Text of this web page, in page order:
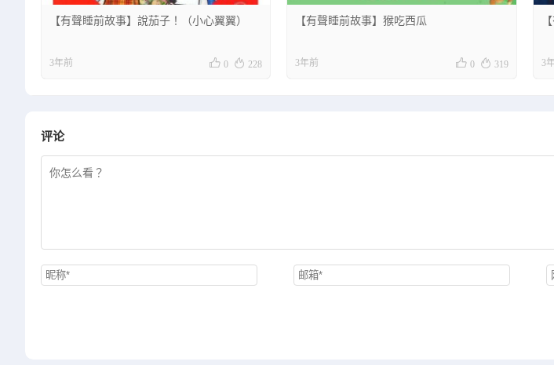
【有聲睡前故事】說茄子！（小心翼翼）
3年前  0  228
【有聲睡前故事】猴吃西瓜
3年前  0  319 3
评论